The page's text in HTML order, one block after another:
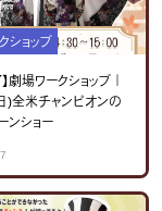
ショップ
劇場ワークショップ｜
)全米チャンピオンの
ンショー